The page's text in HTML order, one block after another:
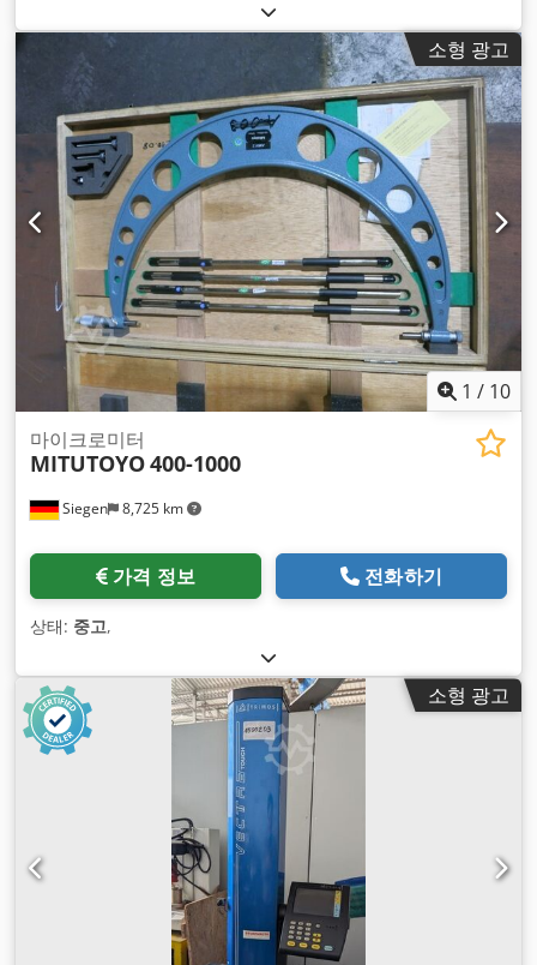
소형 광고
1 / 10
Siegen 8,725 km
마이크로미터
MITUTOYO400-1000
가격 정보 전화하기
상태: 중고,
소형 광고